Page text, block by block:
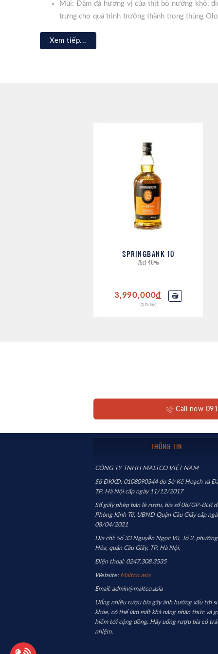
Mùi: Đậm đà hương vị của thịt bò nướng khô,
trưng cho quá trình trưởng thành trong thùng
Vị: Vị than bùn được thể hiện rõ ràng với khói
Scotland. Được thành lập vào năm 1828,
biệt, nó là nhà máy duy nhất ở Scotland thực hiện
chỗ, điều này không chỉ đảm bảo chất lượng cao nhất
Springbank
nghiệp whisky. Vị trí địa lý này không chỉ mang lại
từ các nguồn suối tự nhiên xung quanh, điều này
này cũng thuận lợi cho việc vận chuyển và phân phối
Springbank
được đưa vào quy trình malting sàn truyền thống.
phân phối khắp thế giới.
Nhà máy chưng cất
có một vị trí quan
giới. Dưới đây là một số điểm nổi bật về tầm quan trọng
Di sản lịch sử: Là nhà máy chưng cất độc lập
Campbeltown, một trong những khu vực sản
truyền thống cho đến đóng chai ngay tại chỗ.
: Springbank sản xuất ba
nghiệm cho người yêu whisky.
Gìn giữ truyền thống
: Nhà máy giữ gìn nhiều
những sản phẩm có chất lượng cao và đặc tính
Ảnh hưởng toàn cầu: Với sản phẩm được phân
Scotland đến với người tiêu dùng quốc tế.
Du lịch và giáo dục: Nhà máy mở cửa cho du
whisky và thử nghiệm các loại rượu khác nhau,
Những điểm trên cho thấy Springbank
không chỉ là
whisky, gìn giữ và phát triển di sản văn hóa whisky qua
Xem tiếp...
SPRINGBANK 10
75cl 46%
3,990,000đ
(0 Đ/lite)
Call now
THÔNG TIN
CÔNG TY TNHH MALTCO VIỆT NAM
Số ĐKKD: 0108090344 do Sở Kế Hoạch và
TP. Hà Nội cấp ngày 11/12/2017
Số giấy phép bán lẻ rượu, bia số 08/GP-BLR
Phòng Kinh Tế, UBND Quận Cầu Giấy cấp
08/04/2021
Địa chỉ: Số 33 Nguyễn Ngọc Vũ, Tổ 2,
Hòa, quận Cầu Giấy, TP. Hà Nội.
Điện thoại: 0247.308.3535
Website: Maltco.asia
Email: admin@maltco.asia
Uống nhiều rượu bia gây ảnh hưởng xấu tới
khỏe, có thể làm mất khả năng nhận thức và
hiểm tới cộng đồng. Hãy uống rượu bia có
nhiệm.